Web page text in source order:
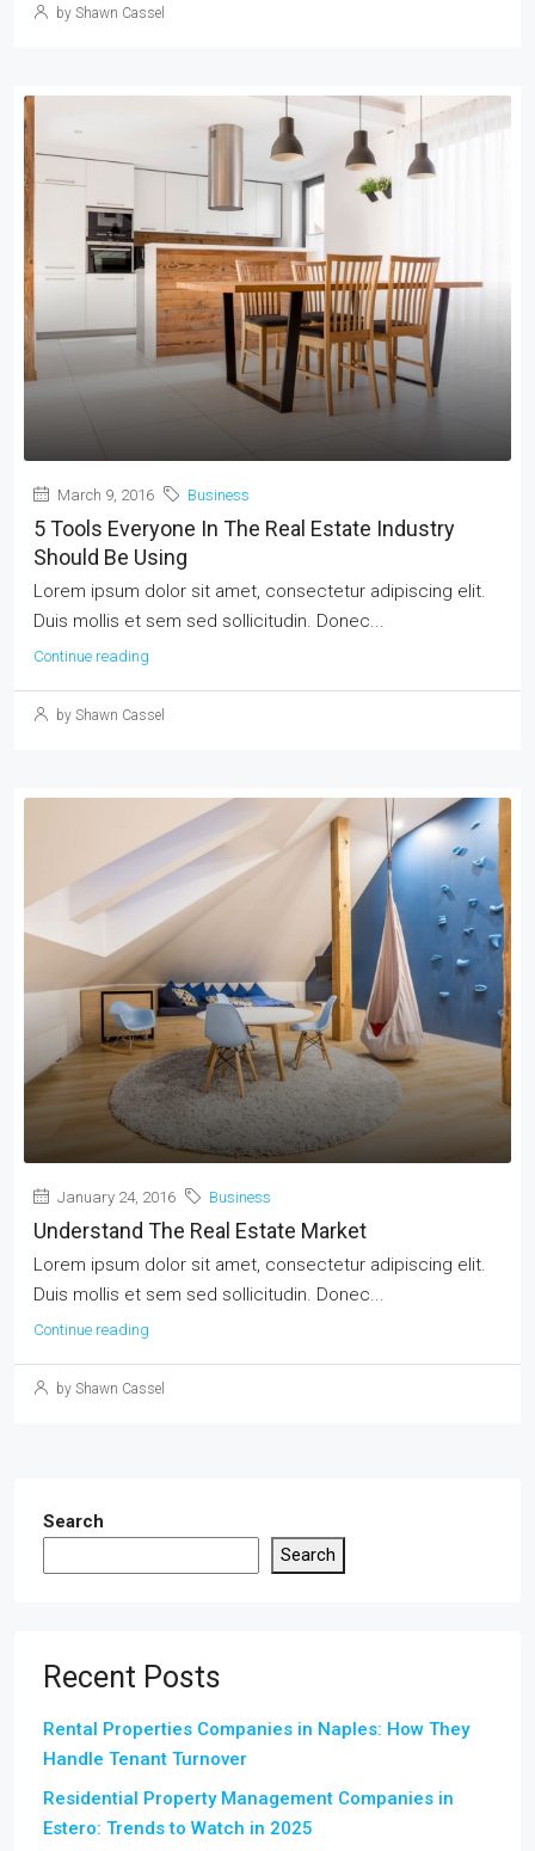
by Shawn Cassel
March 9, 2016 Business
5 Tools Everyone In The Real Estate Industry
Should Be Using
Lorem ipsum dolor sit amet, consectetur adipiscing elit.
Duis mollis et sem sed sollicitudin. Donec...
Continue reading
by Shawn Cassel
January 24, 2016 Business
Understand The Real Estate Market
Lorem ipsum dolor sit amet, consectetur adipiscing elit.
Duis mollis et sem sed sollicitudin. Donec...
Continue reading
by Shawn Cassel
Search
Search
Recent Posts
Rental Properties Companies in Naples: How They
Handle Tenant Turnover
Residential Property Management Companies in
Estero: Trends to Watch in 2025